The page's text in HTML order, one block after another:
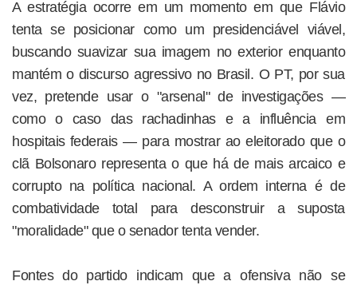
A estratégia ocorre em um momento em que Flávio
tenta se posicionar como um presidenciável viável,
buscando suavizar sua imagem no exterior enquanto
mantém o discurso agressivo no Brasil. O PT, por sua
vez, pretende usar o "arsenal" de investigações —
como o caso das rachadinhas e a influência em
hospitais federais — para mostrar ao eleitorado que o
clã Bolsonaro representa o que há de mais arcaico e
corrupto na política nacional. A ordem interna é de
combatividade total para desconstruir a suposta
"moralidade" que o senador tenta vender.
Fontes do partido indicam que a ofensiva não se